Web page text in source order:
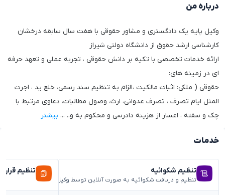
درباره من
وکیل پایه یک دادگستری و مشاور حقوقی با هفت سال سابقه درخشان
کارشناسی ارشد حقوق از دانشگاه دولتی شیراز
ارائه خدمات تخصصی با تکیه بر دانش حقوقی ، تجربه عملی و تعهد حرفه
ای در زمینه های:
حقوقی ( ملکی: اثبات مالکیت ،الزام به تنظیم سند رسمی، خلع ید ، اجرت
المثل ایام تصرف ، تصرف عدوانی، ارث، وصول مطالبات، دعاوی مرتبط با
چک و سفته ، اعسار از هزینه دادرسی و محکوم به و.. ... بیشتر
خدمات
تنظیم شکوائیه
تنظیم و دریافت شکوائیه به صورت آنلاین توسط وکیل متخصص
تنظیم